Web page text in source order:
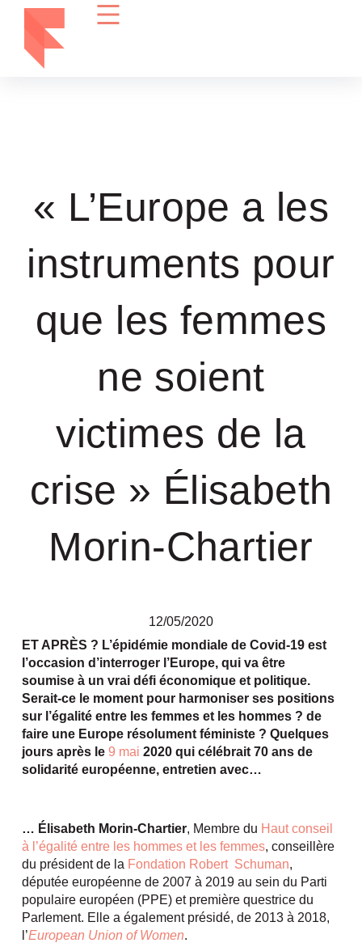
« L’Europe a les
instruments pour
que les femmes
ne soient
victimes de la
crise » Élisabeth
Morin-Chartier
12/05/2020
ET APRÈS ? L’épidémie mondiale de Covid-19 est
l’occasion d’interroger l’Europe, qui va être
soumise à un vrai défi économique et politique.
Serait-ce le moment pour harmoniser ses positions
sur l’égalité entre les femmes et les hommes ? de
faire une Europe résolument féministe ? Quelques
jours après le 9 mai 2020 qui célébrait 70 ans de
solidarité européenne,entretien avec…
… Élisabeth Morin-Chartier, Membre du Haut conseil
à l’égalité entre les hommes et les femmes, conseillère
du président de la Fondation Robert Schuman,
députée européenne de 2007 à 2019 au sein du Parti
populaire européen (PPE) et première questrice du
Parlement. Elle a également présidé, de 2013 à 2018,
l’European Union of Women.